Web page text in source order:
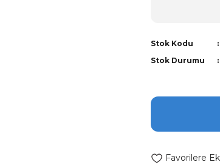
Stok Kodu
Stok Durumu